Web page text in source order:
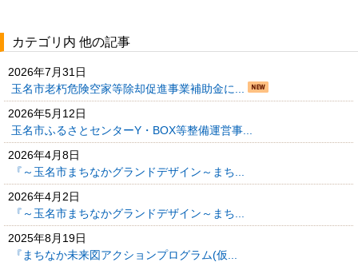
カテゴリ内 他の記事
2026年7月31日
玉名市老朽危険空家等除却促進事業補助金に...
2026年5月12日
玉名市ふるさとセンターY・BOX等整備運営事...
2026年4月8日
『～玉名市まちなかグランドデザイン～まち...
2026年4月2日
『～玉名市まちなかグランドデザイン～まち...
2025年8月19日
『まちなか未来図アクションプログラム(仮...